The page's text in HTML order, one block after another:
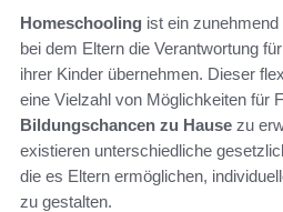
Homeschooling ist ein
bei dem Eltern die Verantwortung
ihrer Kinder übernehmen. Dieser
eine Vielzahl von Möglichkeiten für
Bildungschancen zu Hause zu
existieren unterschiedliche
die es Eltern ermöglichen,
zu gestalten.